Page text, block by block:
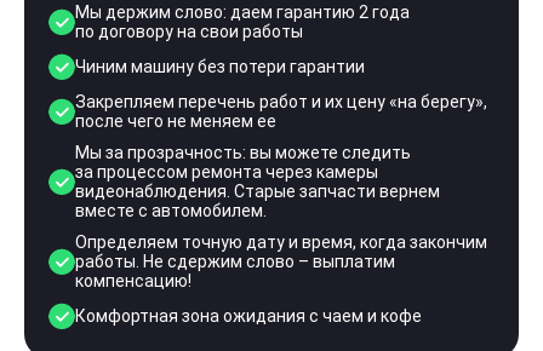
Мы держим слово: даем гарантию 2 года
по договору на свои работы
Чиним машину без потери гарантии
Закрепляем перечень работ и их цену «на берегу»,
после чего не меняем ее
Мы за прозрачность: вы можете следить
за процессом ремонта через камеры
видеонаблюдения. Старые запчасти вернем
вместе с автомобилем.
Определяем точную дату и время, когда закончим
работы. Не сдержим слово – выплатим
компенсацию!
Комфортная зона ожидания с чаем и кофе